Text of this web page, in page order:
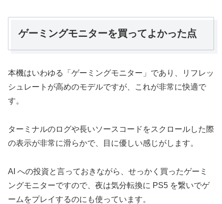
ゲーミングモニターを買ってよかった点
本機はいわゆる「ゲーミングモニター」であり、リフレッ
シュレートが高めのモデルですが、これが非常に快適で
す。
ターミナルのログや長いソースコードをスクロールした際
の表示が非常に滑らかで、目に優しい感じがします。
AI への投資と言っておきながら、せっかく買ったゲーミ
ングモニターですので、夜は気分転換に PS5 を繋いでゲ
ームをプレイするのにも使っています。